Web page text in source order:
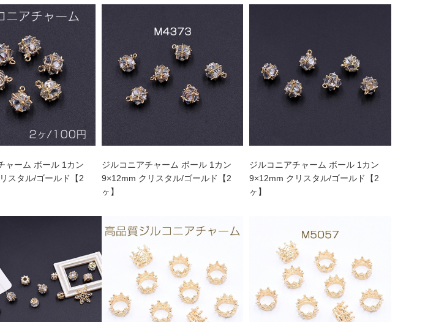
ャーム ボール 1カン
スタル/ゴールド【2
ジルコニアチャーム ボール 1カン
9×12mm クリスタル/ゴールド【2
ヶ】
ジルコニアチャーム ボール 1カン
9×12mm クリスタル/ゴールド【2
ヶ】